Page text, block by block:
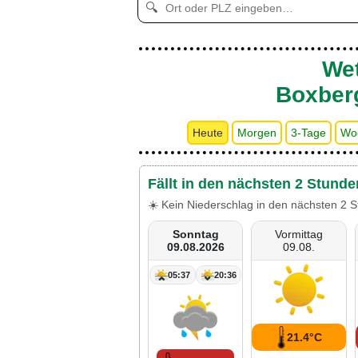
🔍
Heute Morgen 3-Tage
Fällt in den nächsten 2
☀️ Kein Niederschlag in den nächsten 2
Sonntag
09.08.2026
05:37 20:36
Vormittag
09.08.
21.4°C